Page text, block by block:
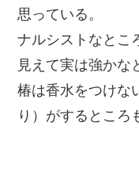
思っている。
ナルシストなとこ
見えて実は強か
椿は香水をつけな
り）がするところ